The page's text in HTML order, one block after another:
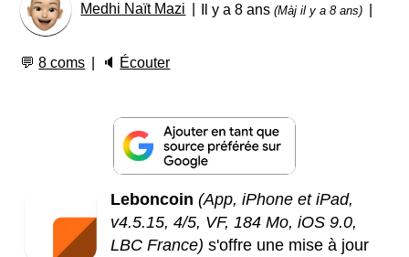
Medhi Naït Mazi Il y a 8 ans(Màj il y a 8 ans)
💬8 coms 🔈 Écouter
Leboncoin (App, iPhone et iPad,
v4.5.15, 4/5, VF, 184 Mo, iOS 9.0,
LBC France) s'offre une mise à jour